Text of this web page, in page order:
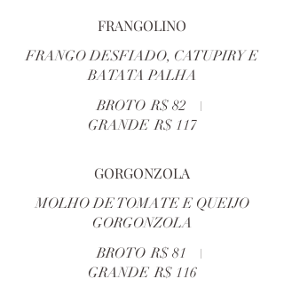
FRANGOLINO
FRANGO DESFIADO, CATUPIRY E
BATATA PALHA
BROTO R$ 82
GRANDE R$ 117
GORGONZOLA
MOLHO DE TOMATE E QUEIJO
GORGONZOLA
BROTO R$ 81
GRANDE R$ 116